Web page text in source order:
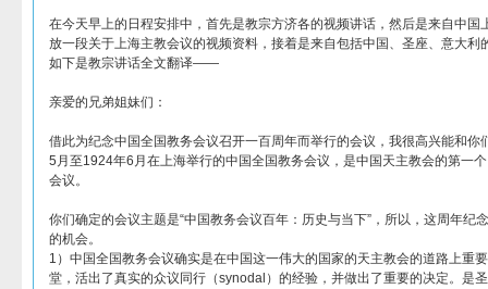
在今天早上的日程安排中，首先是教宗方济各的视频讲话，然后是来自中国
放一段关于上海主教会议的视频资料，接着是来自包括中国、圣座、意大利
如下是教宗讲话全文翻译——
亲爱的兄弟姐妹们：
借此为纪念中国全国教务会议召开一百周年而举行的会议，我很高兴能和你
5月至1924年6月在上海举行的中国全国教务会议，是中国天主教会的第一
会议。
你们确定的会议主题是“中国教务会议百年：历史与当下”，所以，这周年纪
的机会。
1）中国全国教务会议确实是在中国这一伟大的国家的天主教会的道路上重
堂，活出了真实的众议同行（synodal）的经验，并做出了重要的决定。是